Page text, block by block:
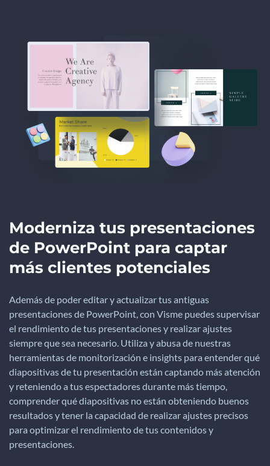
Moderniza tus presentaciones
de PowerPoint para captar
más clientes potenciales
Además de poder editar y actualizar tus antiguas
presentaciones de PowerPoint, con Visme puedes supervisar
el rendimiento de tus presentaciones y realizar ajustes
siempre que sea necesario. Utiliza y abusa de nuestras
herramientas de monitorización e insights para entender qué
diapositivas de tu presentación están captando más atención
y reteniendo a tus espectadores durante más tiempo,
comprender qué diapositivas no están obteniendo buenos
resultados y tener la capacidad de realizar ajustes precisos
para optimizar el rendimiento de tus contenidos y
presentaciones.